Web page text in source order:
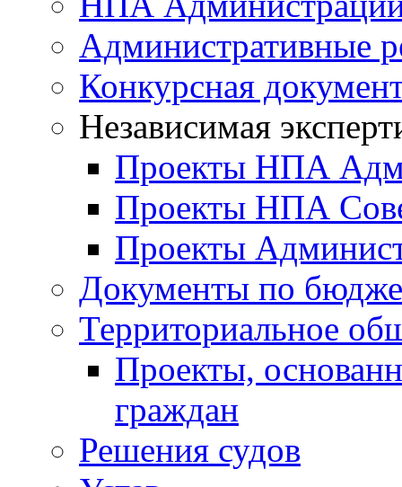
Административные
Конкурсная
Независимая
Проекты НПА
Проекты НПА
Проекты
Документы по
Территориальное
Проекты,
граждан
Решения судов